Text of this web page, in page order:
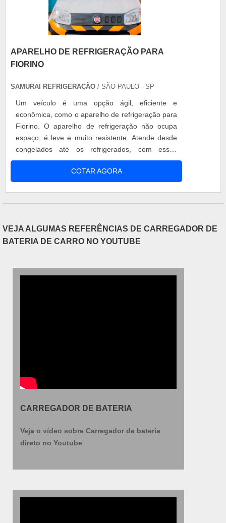
APARELHO DE REFRIGERAÇÃO PARA
FIORINO
SAMURAI REFRIGERAÇÃO / SÃO PAULO - SP
Um veículo é uma opção ágil, eficiente e
econômica, como o aparelho de refrigeração para
Fiorino. O aparelho de refrigeração não ocupa
espaço, é leve e muito resistente. Atende desde
congelados até os refrigerados, com essas
opções o cliente pode transportar hortifrúti,
laticínios, carnes, remédios, sorvetes e muitos
mais. Motivos para escolher o aparelho de
COTAR AGORA
VEJA ALGUMAS REFERÊNCIAS DE CARREGADOR DE
BATERIA DE CARRO NO YOUTUBE
CARREGADOR DE BATERIA
Veja o vídeo sobre Carregador de bateria
direto no Youtube